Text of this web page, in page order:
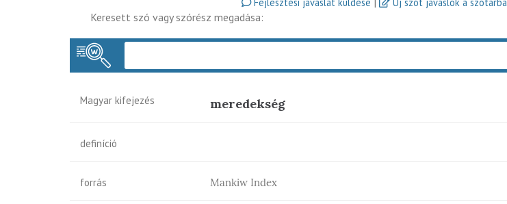
Keresett szó vagy szórész megadása:
Magyar kifejezés meredekség
definíció
forrás Mankiw Index